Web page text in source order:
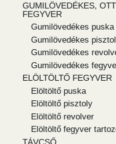
GUMILÖVEDÉKES,
FEGYVER
Gumilövedékes puska
Gumilövedékes
Gumilövedékes
Gumilövedékes
ELÖLTÖLTŐ FEGYVER
Elöltöltő puska
Elöltöltő pisztoly
Elöltöltő revolver
Elöltöltő fegyver